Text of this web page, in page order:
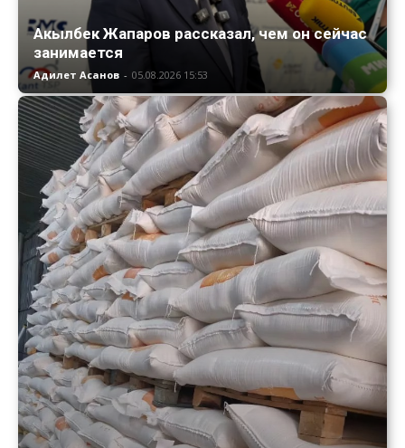
Акылбек Жапаров рассказал, чем он сейчас
занимается
Адилет Асанов - 05.08.2026 15:53